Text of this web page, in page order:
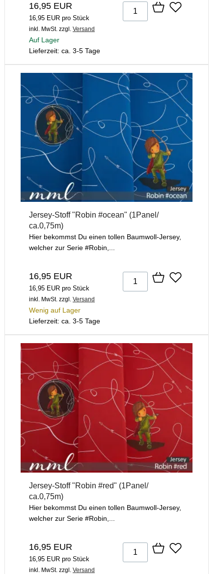
16,95 EUR
16,95 EUR pro Stück
inkl. MwSt. zzgl. Versand
Auf Lager
Lieferzeit: ca. 3-5 Tage
Jersey-Stoff "Robin #ocean" (1Panel/
ca.0,75m)
Hier bekommst Du einen tollen Baumwoll-Jersey,
welcher zur Serie #Robin,...
16,95 EUR
16,95 EUR pro Stück
inkl. MwSt. zzgl. Versand
Wenig auf Lager
Lieferzeit: ca. 3-5 Tage
Jersey-Stoff "Robin #red" (1Panel/
ca.0,75m)
Hier bekommst Du einen tollen Baumwoll-Jersey,
welcher zur Serie #Robin,...
16,95 EUR
16,95 EUR pro Stück
inkl. MwSt. zzgl. Versand